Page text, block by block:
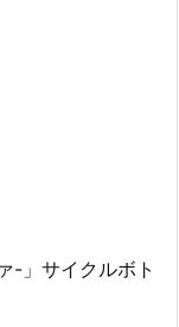
-」サイクルボト